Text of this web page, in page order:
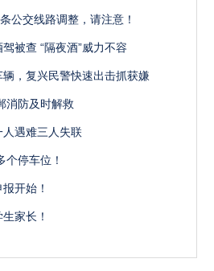
公交线路调整，请注意！
被查 “隔夜酒”威力不容
，复兴民警快速出击抓获嫌
消防及时解救
遇难三人失联
停车位！
开始！
家长！